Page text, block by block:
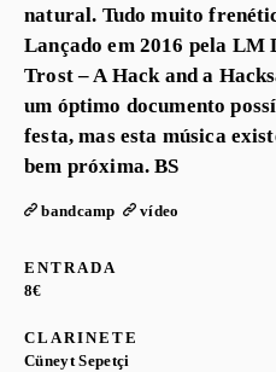
natural. Tudo muito
Lançado em 2016 pela LM
Trost – A Hack and a
um óptimo documento
festa, mas esta música
bem próxima. BS
bandcamp vídeo
ENTRADA
8€
CLARINETE
Cüneyt Sepetçi